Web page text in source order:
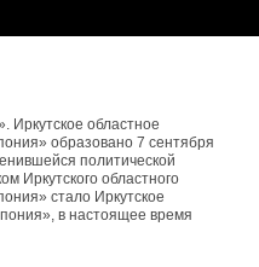
областное
образовано 7 сентября
политической
Иркутского областного
стало Иркутское
в настоящее время